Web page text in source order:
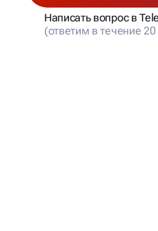
Написать вопрос в
(ответим в течение